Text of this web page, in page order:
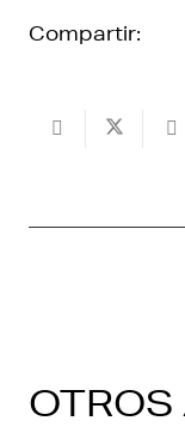
Compartir: